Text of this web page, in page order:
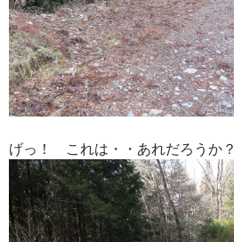
げっ！ これは・・あれだろうか？